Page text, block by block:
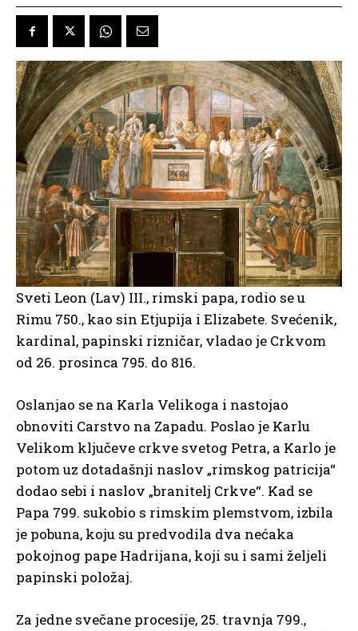
Sveti Leon (Lav) III., rimski papa, rodio se u
Rimu 750., kao sin Etjupija i Elizabete. Svećenik,
kardinal, papinski rizničar, vladao je Crkvom
od 26. prosinca 795. do 816.
Oslanjao se na Karla Velikoga i nastojao
obnoviti Carstvo na Zapadu. Poslao je Karlu
Velikom ključeve crkve svetog Petra, a Karlo je
potom uz dotadašnji naslov „rimskog patricija“
dodao sebi i naslov „branitelj Crkve“. Kad se
Papa 799. sukobio s rimskim plemstvom, izbila
je pobuna, koju su predvodila dva nećaka
pokojnog pape Hadrijana, koji su i sami željeli
papinski položaj.
Za jedne svečane procesije, 25. travnja 799.,